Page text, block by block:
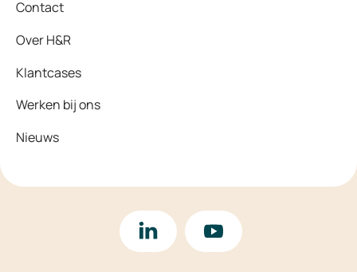
Contact
Over H&R
Klantcases
Werken bij ons
Nieuws
LinkedIn YouTube